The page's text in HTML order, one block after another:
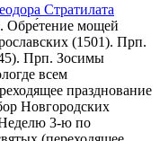
Стратилата
Обре́тение мощей
(1501). Прп.
Прп. Зосимы
всем
празднование
Новгородских
Неделю 3-ю по